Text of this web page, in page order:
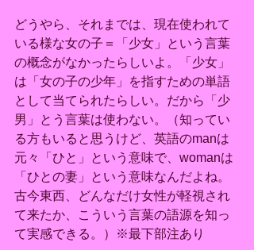
どうやら、それまでは、現在使われて
いる様な女の子＝「少女」という言葉
の概念がなかったらしいよ。「少女」
は「女の子の少年」を指すための単語
として当てられたらしい。だから「少
男」とう言葉は使わない。（知ってい
る方もいると思うけど、英語のmanは
元々「ひと」という意味で、womanは
「ひとの妻」という意味なんだよね。
古今東西、どんなだけ女性が軽視され
て来たか、こういう言葉の語源を知っ
て実感できる。）※最下部注あり